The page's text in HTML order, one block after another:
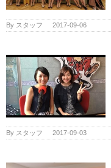
By スタッフ 2017-09-06
By スタッフ 2017-09-03